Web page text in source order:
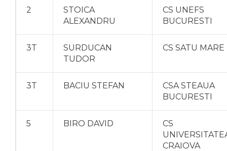
2
STOICA
ALEXANDRU
CS UNEFS
BUCURESTI
3T
SURDUCAN
TUDOR
CS SATU MARE
3T BACIU STEFAN
CSA STEAUA
BUCURESTI
5 BIRO DAVID
CS
CRAIOVA